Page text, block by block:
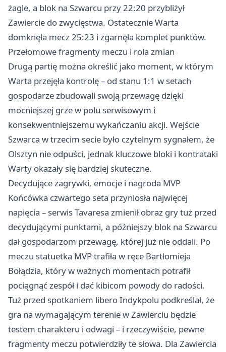
żagle, a blok na Szwarcu przy 22:20 przybliżył
Zawiercie do zwycięstwa. Ostatecznie Warta
domknęła mecz 25:23 i zgarnęła komplet punktów.
Przełomowe fragmenty meczu i rola zmian
Drugą partię można określić jako moment, w którym
Warta przejęła kontrolę – od stanu 1:1 w setach
gospodarze zbudowali swoją przewagę dzięki
mocniejszej grze w polu serwisowym i
konsekwentniejszemu wykańczaniu akcji. Wejście
Szwarca w trzecim secie było czytelnym sygnałem, że
Olsztyn nie odpuści, jednak kluczowe bloki i kontrataki
Warty okazały się bardziej skuteczne.
Decydujące zagrywki, emocje i nagroda MVP
Końcówka czwartego seta przyniosła najwięcej
napięcia – serwis Tavaresa zmienił obraz gry tuż przed
decydującymi punktami, a późniejszy blok na Szwarcu
dał gospodarzom przewagę, której już nie oddali. Po
meczu statuetka MVP trafiła w ręce Bartłomieja
Bołądzia, który w ważnych momentach potrafił
pociągnąć zespół i dać kibicom powody do radości.
Tuż przed spotkaniem libero Indykpolu podkreślał, że
gra na wymagającym terenie w Zawierciu będzie
testem charakteru i odwagi – i rzeczywiście, pewne
fragmenty meczu potwierdziły te słowa. Dla Zawiercia